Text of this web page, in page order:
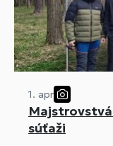
1. apr
súťaži